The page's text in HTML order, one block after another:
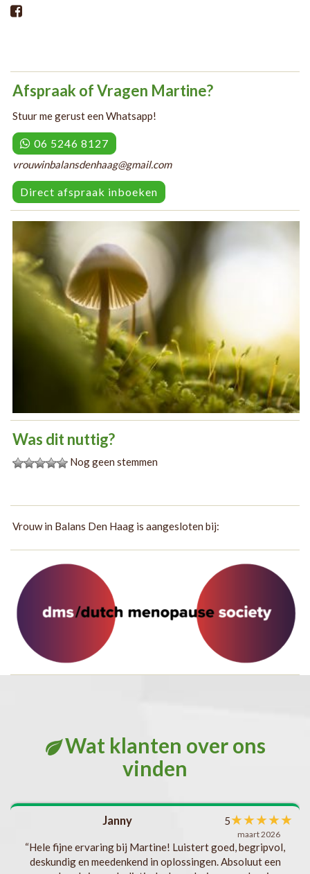
Afspraak of Vragen Martine?
Stuur me gerust een Whatsapp!
06 5246 8127
vrouwinbalansdenhaag@gmail.com
Direct afspraak inboeken
Was dit nuttig?
Nog geen stemmen
Vrouw in Balans Den Haag is aangesloten bij:
Wat klanten over ons
vinden
Janny 5★★★★★
maart 2026
“Hele fijne ervaring bij Martine! Luistert goed, begripvol,
deskundig en meedenkend in oplossingen. Absoluut een